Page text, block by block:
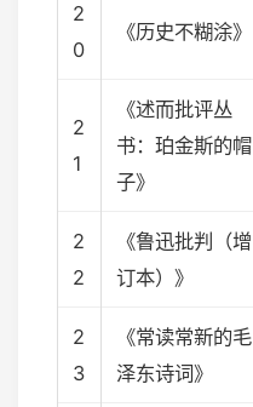
2
0
《历史不糊涂》
2
1
《述而批评丛
书：珀金斯的帽
子》
2
2
《鲁迅批判（增
订本）》
2
3
《常读常新的毛
泽东诗词》